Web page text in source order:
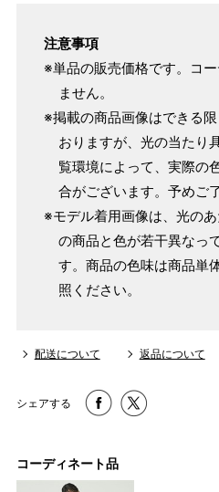
注意事項
※単品の販売価格です。コ
ません。
※掲載の商品画像はできる
おりますが、光の当たり
覧環境によって、実際の
合がございます。予めご
※モデル着用画像は、光の
の商品と色が若干異なっ
す。商品の色味は商品単
照ください。
配送について 返品について
シェアする
コーディネート品